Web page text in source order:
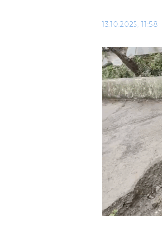
13.10.2025, 11:58